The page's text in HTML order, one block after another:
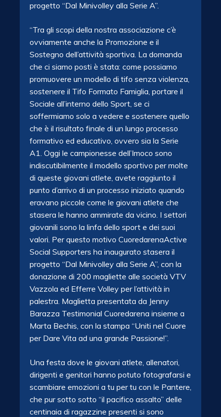
progetto “Dal Minivolley alla Serie A”.
“Tra gli scopi della nostra associazione c’è
ovviamente anche la Promozione e il
Sostegno dell’attività sportiva. La domanda
che ci siamo posti è stata: come possiamo
promuovere un modello di tifo senza violenza,
sostenere il Tifo Formato Famiglia, portare il
Sociale all’interno dello Sport, se ci
soffermiamo solo a vedere e sostenere quello
che è il risultato finale di un lungo processo
formativo ed educativo, ovvero sia la Serie
A1. Oggi le campionesse dell’Imoco sono
indiscutibilmente il modello sportivo per molte
di queste giovani atlete, avete raggiunto il
punto d’arrivo di un processo iniziato quando
eravano piccole come le giovani atlete che
stasera le hanno ammirate da vicino. I settori
giovanili sono la linfa dello sport e dei suoi
valori. Per questo motivo CuoredarenaActive
Social Supporters ha inaugurato stasera il
progetto “Dal Minivolley alla Serie A”, con la
donazione di 200 magliette alle società VTV
Vazzola ed Efferre Volley per l’attività in
palestra. Maglietta presentata da Jenny
Barazza Testimonial Cuoredarena insieme a
Marta Bechis, con la stampa “Uniti nel Cuore
per Dare Vita ad una grande Passione!”.
Una festa dove le giovani atlete, allenatori,
dirigenti e genitori hanno potuto fotografarsi e
scambiare emozioni a tu per tu con le Pantere,
che pur sotto sotto “il pacifico assalto” delle
centinaia di ragazzine presenti si sono